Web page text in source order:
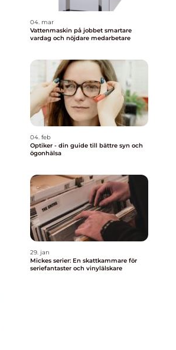
04. mar
Vattenmaskin på jobbet smartare
vardag och nöjdare medarbetare
04. feb
Optiker - din guide till bättre syn och
ögonhälsa
29. jan
Mickes serier: En skattkammare för
seriefantaster och vinylälskare